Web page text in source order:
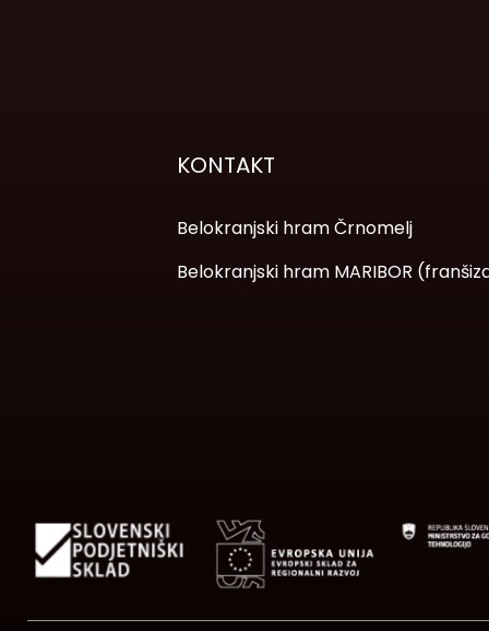
KONTAKT
Belokranjski hram Črnomelj
Belokranjski hram MARIBOR